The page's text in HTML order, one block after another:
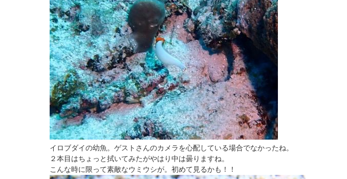
イロブダイの幼魚。ゲストさんのカメラを心配している場合でなかったね。
２本目はちょっと拭いてみたがやはり中は曇りますね。
こんな時に限って素敵なウミウシが。初めて見るかも！！